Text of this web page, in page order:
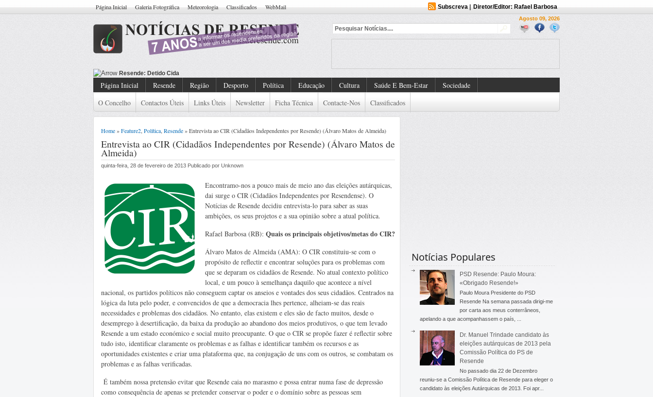
Página Inicial Galeria Fotográfica Meteorologia Classificados WebMail Subscreva| Diretor/Editor: Rafael Barbosa
Agosto 09, 2026
Resende: Detido Cidadão Com Mandado De Detenção Europ
Página Inicial Resende Região Desporto Política Educação Cultura Saúde E Bem-Estar
Sociedade
O Concelho
Contactos Úteis Links Úteis Newsletter Ficha Técnica Contacte-Nos Classificados
Home»Feature2 Política Resende» Entrevista ao CIR (Cidadãos Independentes por Resende) (Álvaro Matos de Almeida)
Entrevista ao CIR (Cidadãos Independentes por Resende) (Álvaro Matos de
Almeida)
quinta-feira, 28 de fevereiro de 2013 Publicado por Unknown
Encontramo-nos a pouco mais de meio ano das eleições autárquicas,
dai surge o CIR (Cidadãos Independentes por Resendense). O
Notícias de Resende decidiu entrevista-lo para saber as suas
ambições, os seus projetos e a sua opinião sobre a atual política.
Rafael Barbosa (RB): Quais os principais objetivos/metas do CIR?
Álvaro Matos de Almeida (AMA): O CIR constituiu-se com o
propósito de reflectir e encontrar soluções para os problemas com
que se deparam os cidadãos de Resende. No atual contexto político
local, e um pouco à semelhança daquilo que acontece a nível
nacional, os partidos políticos não conseguem captar os anseios e vontades dos seus cidadãos. Centrados na
lógica da luta pelo poder, e convencidos de que a democracia lhes pertence, alheiam-se das reais
necessidades e problemas dos cidadãos. No entanto, elas existem e eles são de facto muitos, desde o
desemprego à desertificação, da baixa da produção ao abandono dos meios produtivos, o que tem levado
Resende a um estado económico e social muito preocupante. O que o CIR se propõe fazer é reflectir sobre
tudo isto, identificar claramente os problemas e as falhas e identificar também os recursos e as
oportunidades existentes e criar uma plataforma que, na conjugação de uns com os outros, se combatam os
problemas e as falhas verificadas.
É também nossa pretensão evitar que Resende caia no marasmo e possa entrar numa fase de depressão
como consequência de apenas se pretender conservar o poder e o domínio sobre as pessoas sem
Notícias Populares
PSD Resende: Paulo Moura:
«Obrigado Resende!»
Paulo Moura Presidente do PSD
Resende Na semana passada dirigi-me
por carta aos meus conterrâneos,
apelando a que acompanhassem o país, ...
Dr. Manuel Trindade candidato às
eleições autárquicas de 2013 pela
Comissão Política do PS de
Resende
No passado dia 22 de Dezembro
reuniu-se a Comissão Política de Resende para eleger o
candidato às eleições Autárquicas de 2013. Foi apr...